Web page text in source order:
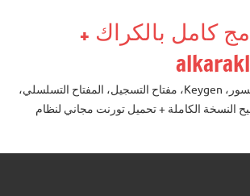
كامل بالكراك +
البرامج والمفتاح المكسور، Keygen، مفتاح التسجيل، المفتاح التسلسلي،
النسخة الكاملة + تحميل تورنت مجاني لنظام